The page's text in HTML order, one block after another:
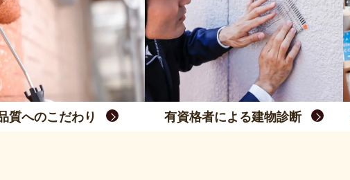
質へのこだわり 有資格者による建物診断